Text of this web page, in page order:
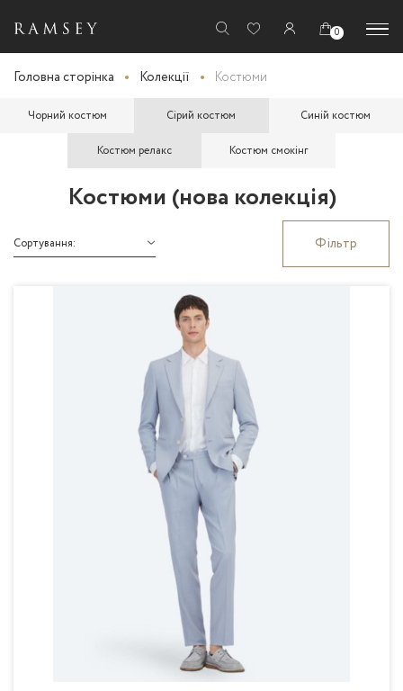
0
Головна сторінка Колекції Костюми
Чорний костюм Сірий костюм Синій костюм
Костюм релакс Костюм смокінг
Костюми (нова колекція)
Сортування: Фільтр